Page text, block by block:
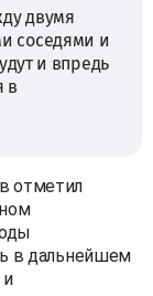
двумя
соседями и
и впредь
в
отметил
в дальнейшем
и